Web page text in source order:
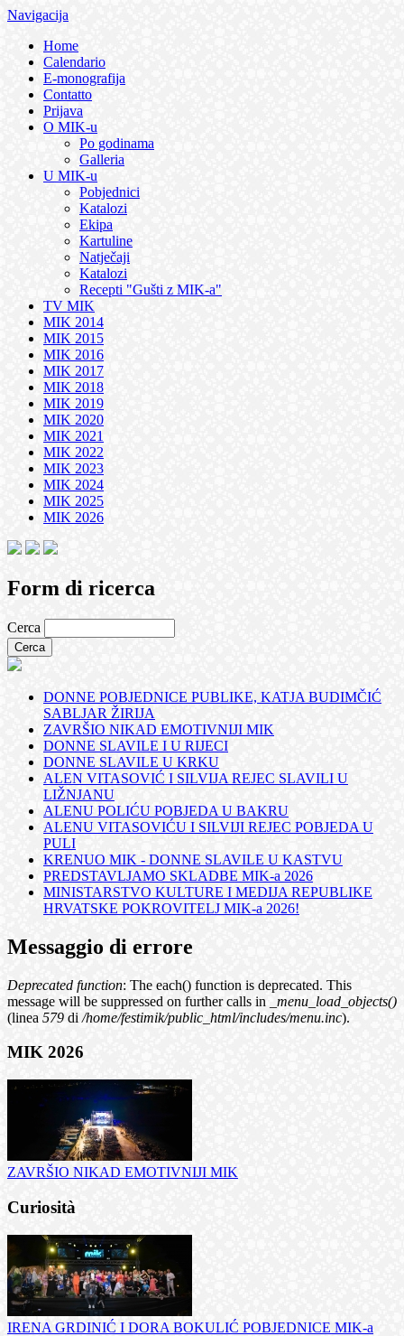
Navigacija
Home
Calendario
E-monografija
Contatto
Prijava
O MIK-u
Po godinama
Galleria
U MIK-u
Pobjednici
Katalozi
Ekipa
Kartuline
Natječaji
Katalozi
Recepti "Gušti z MIK-a"
TV MIK
MIK 2014
MIK 2015
MIK 2016
MIK 2017
MIK 2018
MIK 2019
MIK 2020
MIK 2021
MIK 2022
MIK 2023
MIK 2024
MIK 2025
MIK 2026
Form di ricerca
Cerca
DONNE POBJEDNICE PUBLIKE, KATJA BUDIMČIĆ
SABLJAR ŽIRIJA
ZAVRŠIO NIKAD EMOTIVNIJI MIK
DONNE SLAVILE I U RIJECI
DONNE SLAVILE U KRKU
ALEN VITASOVIĆ I SILVIJA REJEC SLAVILI U
LIŽNJANU
ALENU POLIĆU POBJEDA U BAKRU
ALENU VITASOVIĆU I SILVIJI REJEC POBJEDA U
PULI
KRENUO MIK - DONNE SLAVILE U KASTVU
PREDSTAVLJAMO SKLADBE MIK-a 2026
MINISTARSTVO KULTURE I MEDIJA REPUBLIKE
HRVATSKE POKROVITELJ MIK-a 2026!
Messaggio di errore
Deprecated function: The each() function is deprecated. This
message will be suppressed on further calls in
_menu_load_objects()
(linea 579 di /home/festimik/public_html/includes/menu.inc).
MIK 2026
ZAVRŠIO NIKAD EMOTIVNIJI MIK
Curiosità
IRENA GRDINIĆ I DORA BOKULIĆ POBJEDNICE MIK-a